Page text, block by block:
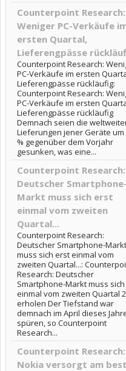
Counterpoint Research:
Weniger PC-Verkäufe
ersten Quartal,
Lieferengpässe
Counterpoint Research:
PC-Verkäufe im ersten
Lieferengpässe rückläufig:
Counterpoint Research:
PC-Verkäufe im ersten
Lieferengpässe rückläufig
Demnach seien die
Lieferungen jener Geräte um
% gegenüber dem Vorjahr
gesunken, was eine...
Counterpoint Research:
Deutscher Smartphone-
Markt muss sich erst
einmal vom zweiten
Quartal...
Counterpoint Research:
Deutscher Smartphone-Markt
muss sich erst einmal vom
zweiten Quartal...:
Research: Deutscher
Smartphone-Markt muss
einmal vom zweiten Quartal
erholen Der Tiefstand war
demnach im April dieses
spüren, so Counterpoint
Research...
Counterpoint Research:
Nokia versorgt am